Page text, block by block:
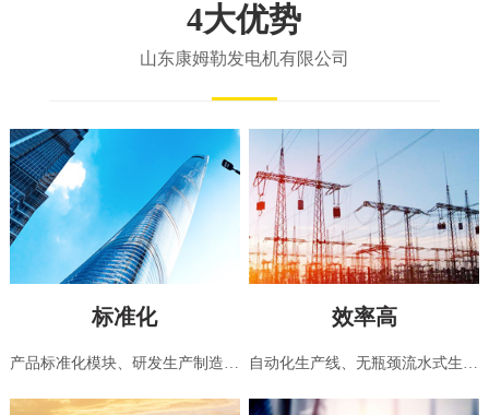
4大优势
山东康姆勒发电机有限公司
标准化 效率高